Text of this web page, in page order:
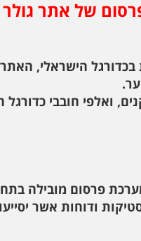
של אתר גולר
בכדורגל הישראלי,
ואלפי חובבי
פרסום מובילה
ודוחות אשר